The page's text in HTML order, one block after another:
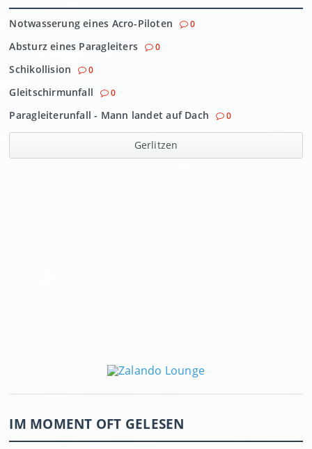
Notwasserung eines Acro-Piloten 0
Absturz eines Paragleiters 0
Schikollision 0
Gleitschirmunfall 0
Paragleiterunfall - Mann landet auf Dach 0
Gerlitzen
IM MOMENT OFT GELESEN